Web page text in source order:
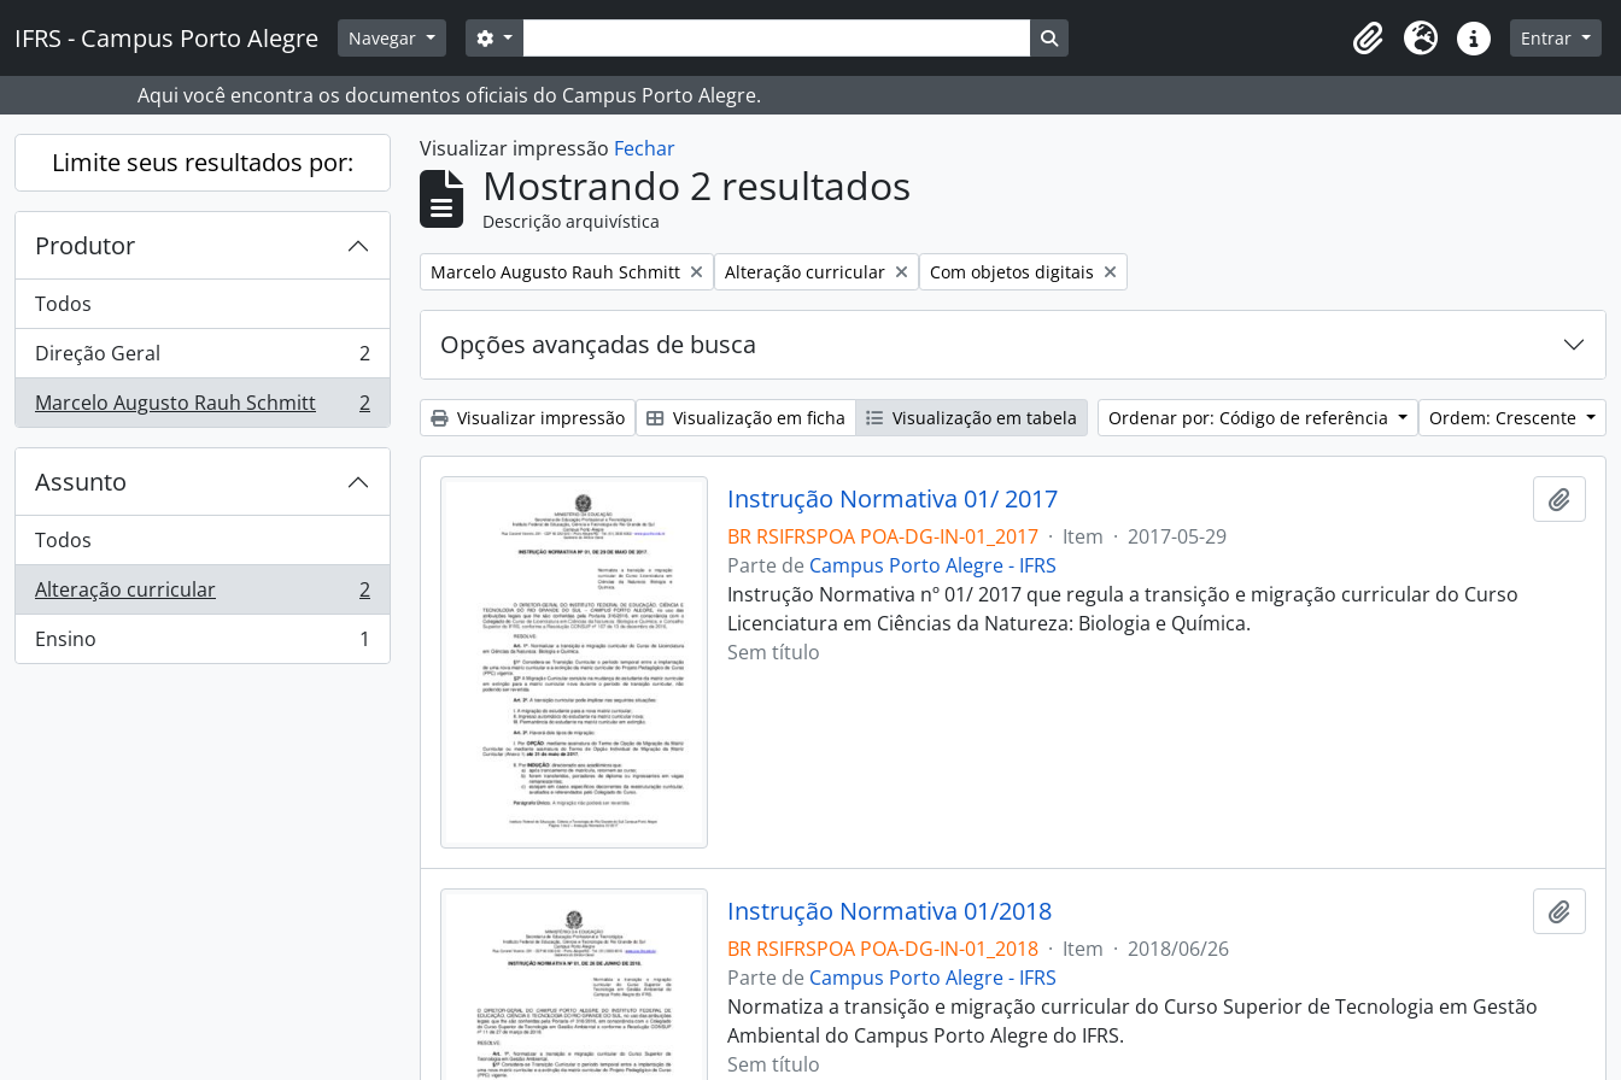
IFRS - Campus Porto Alegre Navegar Buscar
Opções de busca Busque na página de navegação
Idioma Atalhos Entrar
Aqui você encontra os documentos oficiais do Campus Porto Alegre.
Limite seus resultados por:
Produtor
Todos
Direção Geral
, 2 resultados
2
Marcelo Augusto Rauh Schmitt
, 2 resultados 2
Assunto
Todos
Alteração curricular
, 2 resultados
2
Ensino
, 1 resultados 1
Visualizar impressão Fechar
Mostrando 2 resultados
Descrição arquivística
Remover filtro:
Marcelo Augusto Rauh Schmitt Remover filtro:
Alteração curricular Remover filtro:
Com objetos digitais
Opções avançadas de busca
Visualizar impressão Visualização em ficha Visualização em tabela Ordenar por: Código de referência Ordem: Crescente
Instrução Normativa 01/ 2017
BR RSIFRSPOA POA-DG-IN-01_2017 · Item · 2017-05-29
Parte de Campus Porto Alegre - IFRS
Instrução Normativa nº 01/ 2017 que regula a transição e migração curricular do Curso
Licenciatura em Ciências da Natureza: Biologia e Química.
Sem título
Instrução Normativa 01/2018
BR RSIFRSPOA POA-DG-IN-01_2018 · Item · 2018/06/26
Parte de Campus Porto Alegre - IFRS
Normatiza a transição e migração curricular do Curso Superior de Tecnologia em Gestão
Ambiental do Campus Porto Alegre do IFRS.
Sem título